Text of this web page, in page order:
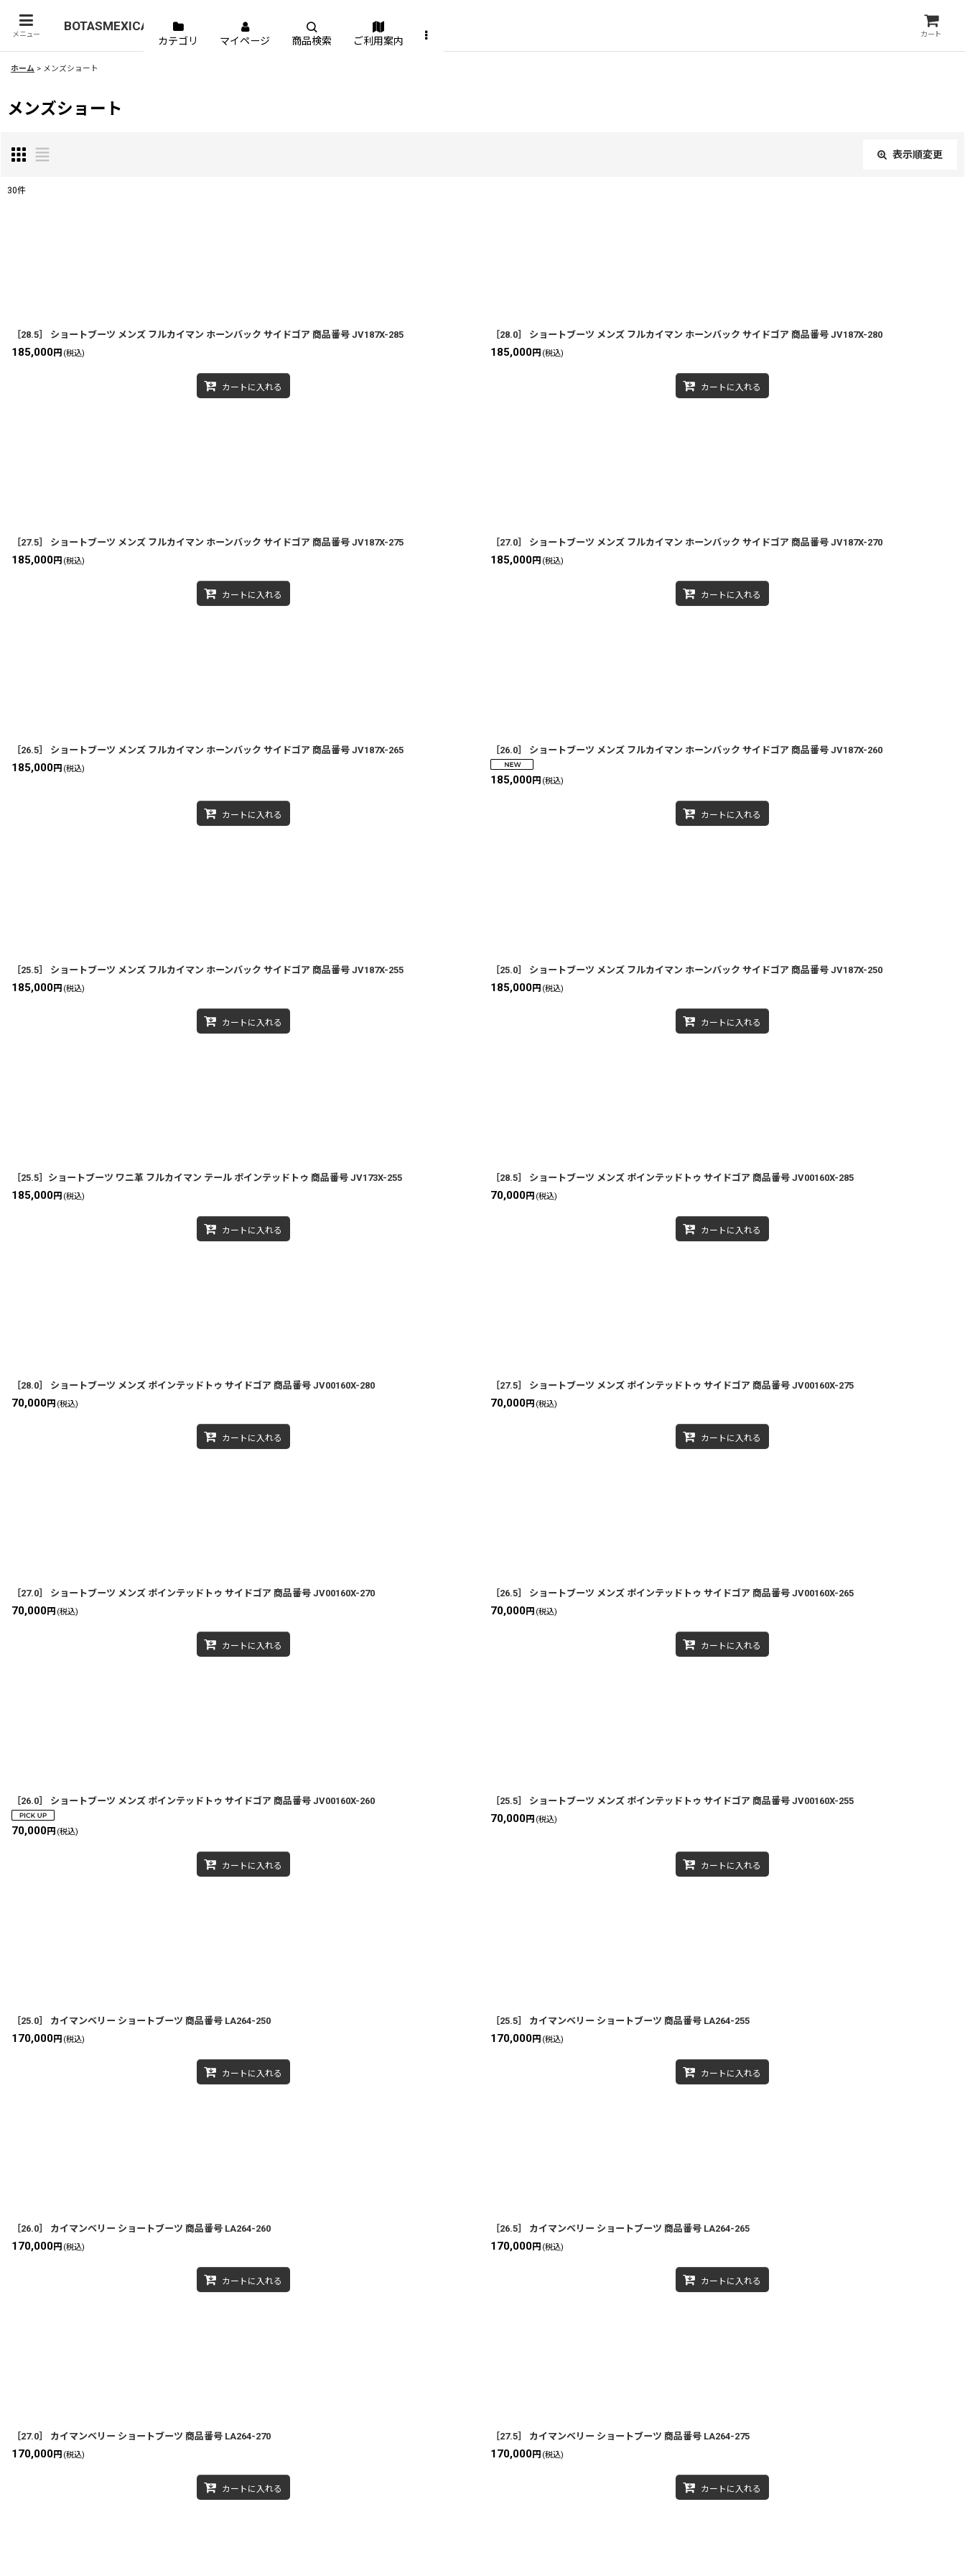
メニュー
BOTASMEXICANAS
カート
カテゴリ マイページ 商品検索 ご利用案内
ホーム > メンズショート
メンズショート
表示順変更
30件
［28.5］ ショートブーツ メンズ フルカイマン ホーンバック サイドゴア 商品番号 JV187X-285
185,000円 (税込)
カートに入れる
［28.0］ ショートブーツ メンズ フルカイマン ホーンバック サイドゴア 商品番号 JV187X-280
185,000円 (税込)
カートに入れる
［27.5］ ショートブーツ メンズ フルカイマン ホーンバック サイドゴア 商品番号 JV187X-275
185,000円 (税込)
カートに入れる
［27.0］ ショートブーツ メンズ フルカイマン ホーンバック サイドゴア 商品番号 JV187X-270
185,000円 (税込)
カートに入れる
［26.5］ ショートブーツ メンズ フルカイマン ホーンバック サイドゴア 商品番号 JV187X-265
185,000円 (税込)
カートに入れる
［26.0］ ショートブーツ メンズ フルカイマン ホーンバック サイドゴア 商品番号 JV187X-260
185,000円 (税込)
カートに入れる
［25.5］ ショートブーツ メンズ フルカイマン ホーンバック サイドゴア 商品番号 JV187X-255
185,000円 (税込)
カートに入れる
［25.0］ ショートブーツ メンズ フルカイマン ホーンバック サイドゴア 商品番号 JV187X-250
185,000円 (税込)
カートに入れる
［25.5］ショートブーツ ワニ革 フルカイマン テール ポインテッドトゥ 商品番号 JV173X-255
185,000円 (税込)
カートに入れる
［28.5］ ショートブーツ メンズ ポインテッドトゥ サイドゴア 商品番号 JV00160X-285
70,000円 (税込)
カートに入れる
［28.0］ ショートブーツ メンズ ポインテッドトゥ サイドゴア 商品番号 JV00160X-280
70,000円 (税込)
カートに入れる
［27.5］ ショートブーツ メンズ ポインテッドトゥ サイドゴア 商品番号 JV00160X-275
70,000円 (税込)
カートに入れる
［27.0］ ショートブーツ メンズ ポインテッドトゥ サイドゴア 商品番号 JV00160X-270
70,000円 (税込)
カートに入れる
［26.5］ ショートブーツ メンズ ポインテッドトゥ サイドゴア 商品番号 JV00160X-265
70,000円 (税込)
カートに入れる
［26.0］ ショートブーツ メンズ ポインテッドトゥ サイドゴア 商品番号 JV00160X-260
70,000円 (税込)
カートに入れる
［25.5］ ショートブーツ メンズ ポインテッドトゥ サイドゴア 商品番号 JV00160X-255
70,000円 (税込)
カートに入れる
［25.0］ カイマンベリー ショートブーツ 商品番号 LA264-250
170,000円 (税込)
カートに入れる
［25.5］ カイマンベリー ショートブーツ 商品番号 LA264-255
170,000円 (税込)
カートに入れる
［26.0］ カイマンベリー ショートブーツ 商品番号 LA264-260
170,000円 (税込)
カートに入れる
［26.5］ カイマンベリー ショートブーツ 商品番号 LA264-265
170,000円 (税込)
カートに入れる
［27.0］ カイマンベリー ショートブーツ 商品番号 LA264-270
170,000円 (税込)
カートに入れる
［27.5］ カイマンベリー ショートブーツ 商品番号 LA264-275
170,000円 (税込)
カートに入れる